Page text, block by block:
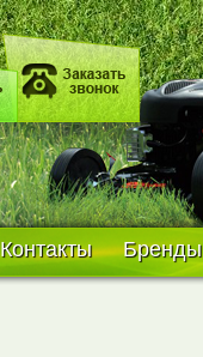
Контакты Бренды